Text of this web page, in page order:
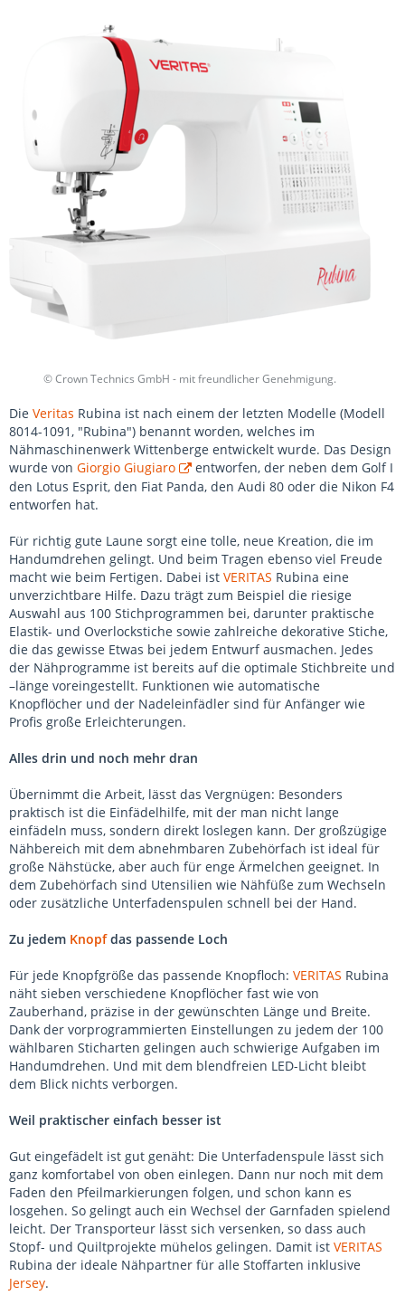
© Crown Technics GmbH - mit freundlicher Genehmigung.
Die Veritas Rubina ist nach einem der letzten Modelle (Modell
8014-1091, "Rubina") benannt worden, welches im
Nähmaschinenwerk Wittenberge entwickelt wurde. Das Design
wurde von Giorgio Giugiaro
entworfen, der neben dem Golf I
den Lotus Esprit, den Fiat Panda, den Audi 80 oder die Nikon F4
entworfen hat.
Für richtig gute Laune sorgt eine tolle, neue Kreation, die im
Handumdrehen gelingt. Und beim Tragen ebenso viel Freude
macht wie beim Fertigen. Dabei ist VERITAS Rubina eine
unverzichtbare Hilfe. Dazu trägt zum Beispiel die riesige
Auswahl aus 100 Stichprogrammen bei, darunter praktische
Elastik- und Overlockstiche sowie zahlreiche dekorative Stiche,
die das gewisse Etwas bei jedem Entwurf ausmachen. Jedes
der Nähprogramme ist bereits auf die optimale Stichbreite und
–länge voreingestellt. Funktionen wie automatische
Knopflöcher und der Nadeleinfädler sind für Anfänger wie
Profis große Erleichterungen.
Alles drin und noch mehr dran
Übernimmt die Arbeit, lässt das Vergnügen: Besonders
praktisch ist die Einfädelhilfe, mit der man nicht lange
einfädeln muss, sondern direkt loslegen kann. Der großzügige
Nähbereich mit dem abnehmbaren Zubehörfach ist ideal für
große Nähstücke, aber auch für enge Ärmelchen geeignet. In
dem Zubehörfach sind Utensilien wie Nähfüße zum Wechseln
oder zusätzliche Unterfadenspulen schnell bei der Hand.
Zu jedem Knopfdas passende Loch
Für jede Knopfgröße das passende Knopfloch: VERITAS Rubina
näht sieben verschiedene Knopflöcher fast wie von
Zauberhand, präzise in der gewünschten Länge und Breite.
Dank der vorprogrammierten Einstellungen zu jedem der 100
wählbaren Sticharten gelingen auch schwierige Aufgaben im
Handumdrehen. Und mit dem blendfreien LED-Licht bleibt
dem Blick nichts verborgen.
Weil praktischer einfach besser ist
Gut eingefädelt ist gut genäht: Die Unterfadenspule lässt sich
ganz komfortabel von oben einlegen. Dann nur noch mit dem
Faden den Pfeilmarkierungen folgen, und schon kann es
losgehen. So gelingt auch ein Wechsel der Garnfaden spielend
leicht. Der Transporteur lässt sich versenken, so dass auch
Stopf- und Quiltprojekte mühelos gelingen. Damit ist VERITAS
Rubina der ideale Nähpartner für alle Stoffarten inklusive
Jersey.